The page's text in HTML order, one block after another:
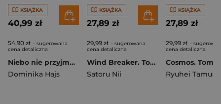
KSIĄŻKA
40,99 zł
54,90 zł - sugerowana
cena detaliczna
Niebo nie przyjmuje pasażerów (ilustrowane brzegi)
Dominika Hajs
KSIĄŻKA
27,89 zł
29,99 zł - sugerowana
cena detaliczna
Wind Breaker. Tom 15
Satoru Nii
KSIĄŻKA
27,89 zł
29,99 zł -
cena detaliczna
Cosmos. Tom 2
Ryuhei Tamura